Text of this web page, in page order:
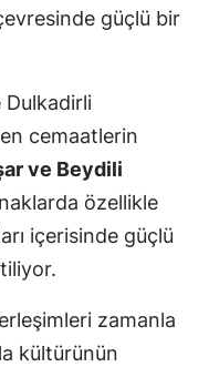
güçlü bir
Dulkadirli
cemaatlerin
ve Beydili
özellikle
içerisinde güçlü
zamanla
kültürünün